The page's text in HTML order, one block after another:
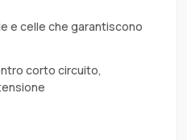
e celle che garantiscono
corto circuito,